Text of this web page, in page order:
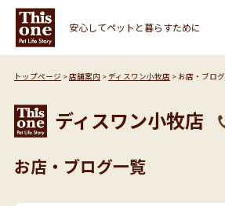
安心してペットと暮らすために
トップページ 店舗案内 ディスワン小牧店 お店・ブログ
ディスワン小牧店
お店・ブログ一覧